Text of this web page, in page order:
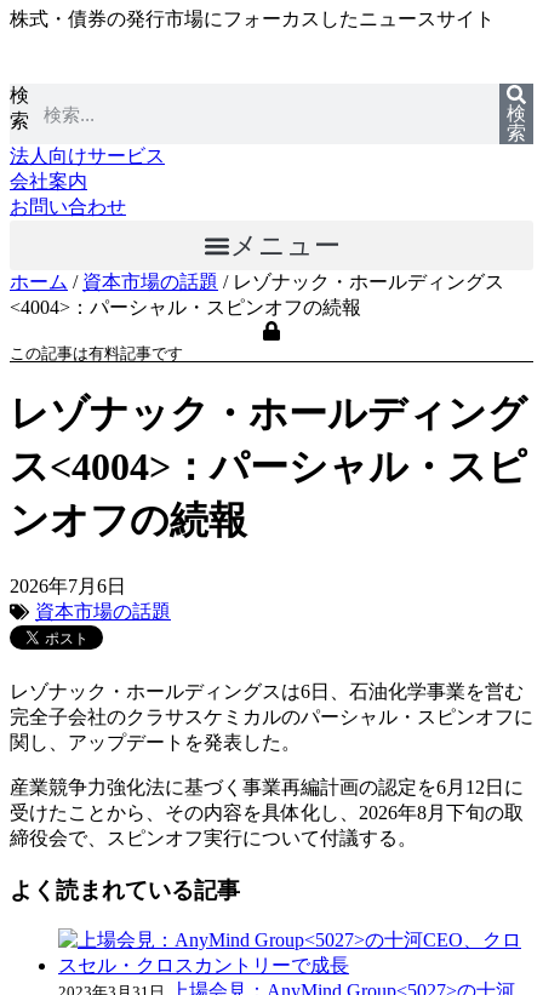
コ
ン
ツ
に
ス
キ
ッ
株式・債券の発行市場にフォーカスしたニュースサイト
検
索
検
索
法人向けサービス
会社案内
お問い合わせ
メニュー
ホーム / 資本市場の話題 / レゾナック・ホールディングス
<4004>：パーシャル・スピンオフの続報
この記事は有料記事です
レゾナック・ホールディング
ス<4004>：パーシャル・スピ
ンオフの続報
2026年7月6日
資本市場の話題
レゾナック・ホールディングスは6日、石油化学事業を営む
完全子会社のクラサスケミカルのパーシャル・スピンオフに
関し、アップデートを発表した。
産業競争力強化法に基づく事業再編計画の認定を6月12日に
受けたことから、その内容を具体化し、2026年8月下旬の取
締役会で、スピンオフ実行について付議する。
よく読まれている記事